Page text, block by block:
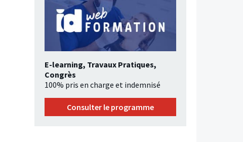
E-learning, Travaux Pratiques,
Congrès
100% pris en charge et indemnisé
Consulter le programme